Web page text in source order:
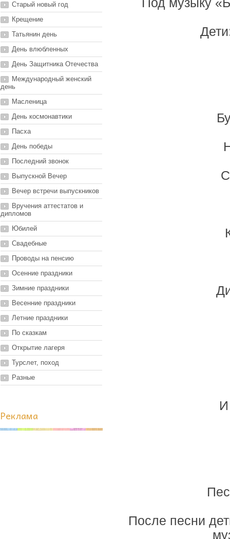
Старый новый год
Крещение
Татьянин день
День влюбленных
День Защитника Отечества
Международный женский
день
Масленица
День космонавтики
Пасха
День победы
Последний звонок
Выпускной Вечер
Вечер встречи выпускников
Вручения аттестатов и
дипломов
Юбилей
Свадебные
Проводы на пенсию
Осенние праздники
Зимние праздники
Весенние праздники
Летние праздники
По сказкам
Открытие лагеря
Турслет, поход
Разные
Реклама
Под музыку
И
После песни